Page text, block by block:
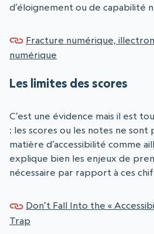
d’éloignement ou de capabilité
Fracture numérique,
numérique
Les limites des scores
C’est une évidence mais il est
: les scores ou les notes ne sont
matière d’accessibilité comme
explique bien les enjeux de
nécessaire par rapport à ces
Don’t Fall Into the «
Trap